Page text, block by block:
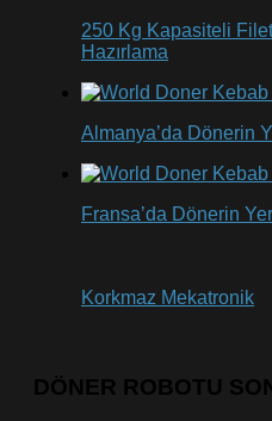
250 Kg Kapasiteli
Hazırlama
Almanya’da Dönerin
Fransa’da Dönerin
Korkmaz Mekatronik
DÖNER ROBOTU